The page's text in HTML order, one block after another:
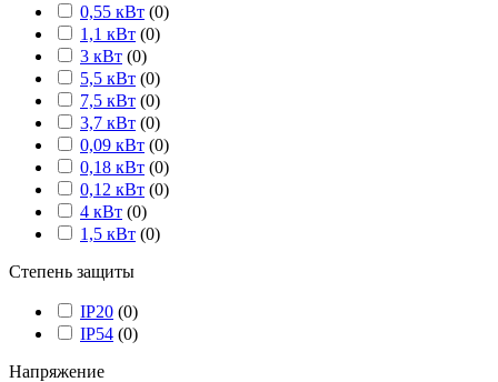
0,55 кВт (0)
1,1 кВт (0)
3 кВт (0)
5,5 кВт (0)
7,5 кВт (0)
3,7 кВт (0)
0,09 кВт (0)
0,18 кВт (0)
0,12 кВт (0)
4 кВт (0)
1,5 кВт (0)
Степень защиты
IP20 (0)
IP54 (0)
Напряжение